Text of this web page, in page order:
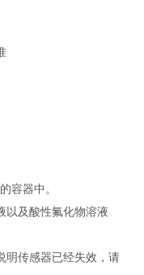
容器中。
以及酸性氟化物溶液
明传感器已经失效，请